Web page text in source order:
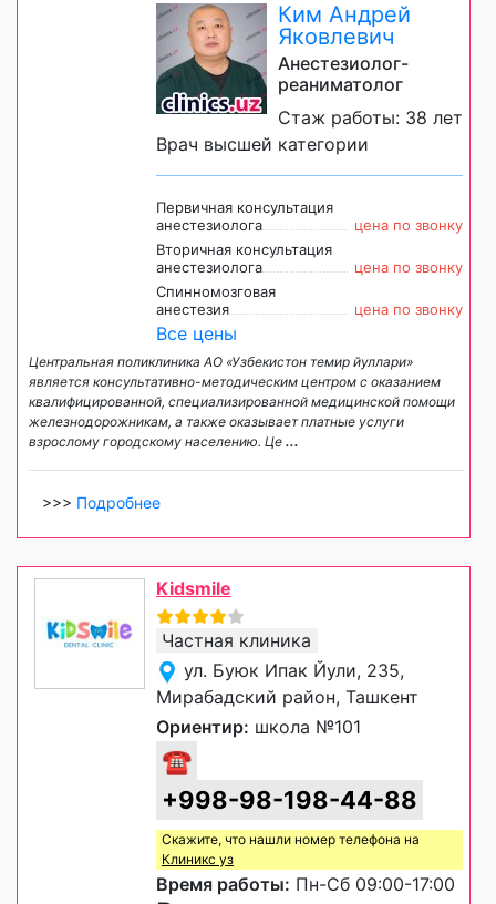
Ким Андрей
Яковлевич
Анестезиолог-
реаниматолог
Стаж работы: 38 лет
Врач высшей категории
Первичная консультация
анестезиолога
цена по звонку
Вторичная консультация
анестезиолога
цена по звонку
Спинномозговая
анестезия
цена по звонку
Все цены
Центральная поликлиника АО «Узбекистон темир йуллари»
является консультативно-методическим центром с оказанием
квалифицированной, специализированной медицинской помощи
железнодорожникам, а также оказывает платные услуги
взрослому городскому населению. Це ...
>>> Подробнее
Kidsmile
Частная клиника
ул. Буюк Ипак Йули, 235,
Мирабадский район, Ташкент
Ориентир: школа №101
☎
+998-98-198-44-88
Скажите, что нашли номер телефона на
Клиникс уз
Время работы: Пн-Сб 09:00-17:00